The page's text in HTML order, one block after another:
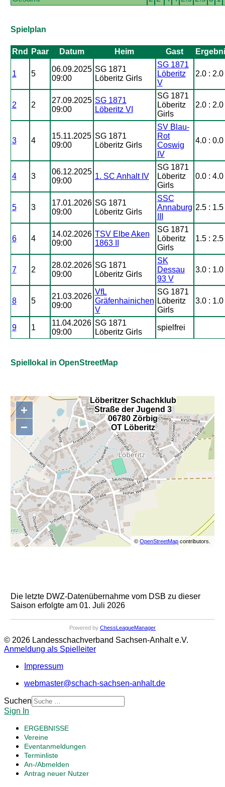
Spielplan
Rnd Paar Datum Heim Gast
1 5
06.09.2025
09:00
SG 1871
Löberitz Girls
SG 1871
Löberitz
V
2.0 : 2.0
2 2
27.09.2025
09:00
SG 1871
Löberitz VI
SG 1871
Löberitz
Girls
2.0 : 2.0
3 4
15.11.2025
09:00
SG 1871
Löberitz Girls
SV Blau-
Rot
Coswig
IV
4.0 : 0.0
4 3
06.12.2025
09:00
1. SC Anhalt IV
SG 1871
Löberitz
Girls
0.0 : 4.0
5 3
17.01.2026
09:00
SG 1871
Löberitz Girls
SSC
Annaburg 2.5 : 1.5
6 4
14.02.2026
09:00
TSV Elbe Aken
1863 II
SG 1871
Löberitz
Girls
1.5 : 2.5
7 2
28.02.2026
09:00
SG 1871
Löberitz Girls
SK
Dessau
93 V
3.0 : 1.0
8 5
21.03.2026
09:00
VfL
Gräfenhainichen
V
SG 1871
Löberitz
Girls
3.0 : 1.0
9 1
11.04.2026
09:00
SG 1871
Löberitz Girls
spielfrei
Spiellokal in OpenStreetMap
+
−
©OpenStreetMap contributors.
Löberitzer Schachklub
Straße der Jugend 3
06780 Zörbig
OT Löberitz
,
Die letzte DWZ-Datenübernahme vom DSB zu dieser
Saison erfolgte am 01. Juli 2026
Powered by ChessLeagueManager
© 2026 Landesschachverband Sachsen-Anhalt e.V.
Anmeldung als Spielleiter
Impressum
webmaster@schach-sachsen-anhalt.de
Suchen
Sign In
ERGEBNISSE
Vereine
Eventanmeldungen
Terminliste
An-/Abmelden
Antrag neuer Nutzer